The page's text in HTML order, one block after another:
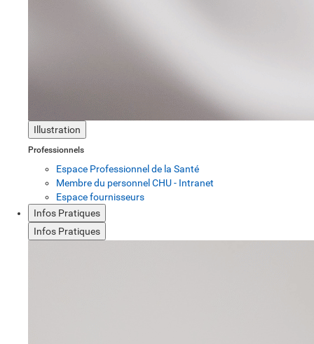
Illustration
Professionnels
Espace Professionnel de la Santé
Membre du personnel CHU - Intranet
Espace fournisseurs
Infos Pratiques
Infos Pratiques